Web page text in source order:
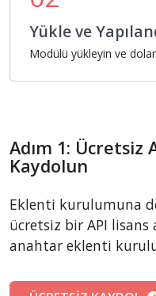
Yükle ve
Modülü yükleyin ve
Adım 1: Ücretsiz
Kaydolun
Eklenti kurulumuna
ücretsiz bir API
anahtar eklenti